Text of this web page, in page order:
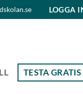
LOGGA
TESTA GRATIS